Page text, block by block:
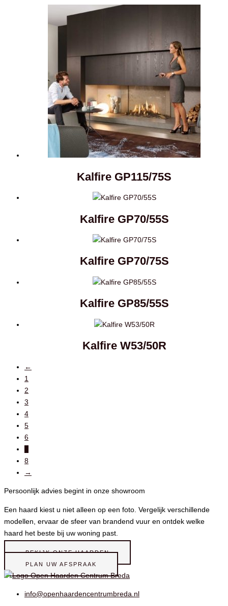
Kalfire GP115/75S
Kalfire GP70/55S
Kalfire GP70/75S
Kalfire GP85/55S
Kalfire W53/50R
←
1
2
3
4
5
6
8
→
Persoonlijk advies begint in onze showroom
Een haard kiest u niet alleen op een foto. Vergelijk verschillende
modellen, ervaar de sfeer van brandend vuur en ontdek welke
haard het beste bij uw woning past.
BEKIJK ONZE HAARDEN
PLAN UW AFSPRAAK
info@openhaardencentrumbreda.nl